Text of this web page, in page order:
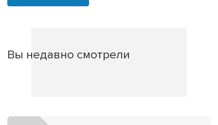
Вы недавно смотрели